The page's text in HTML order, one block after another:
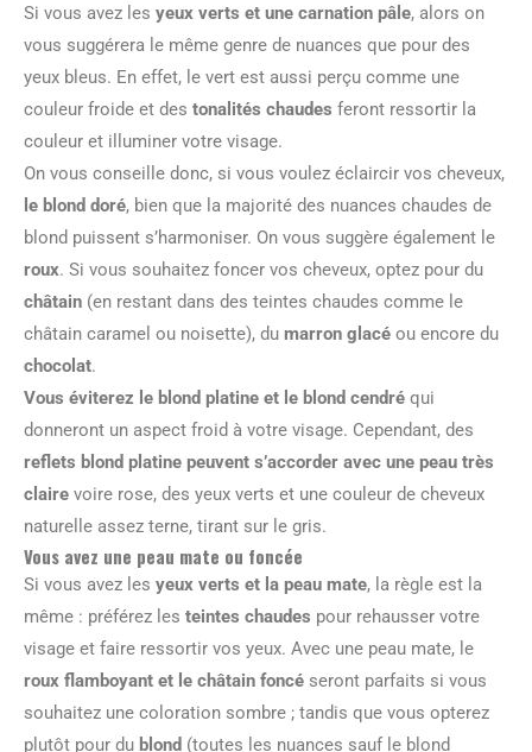
Si vous avez les yeux verts et une carnation pâle, alors on
vous suggérera le même genre de nuances que pour des
yeux bleus. En effet, le vert est aussi perçu comme une
couleur froide et des tonalités chaudes feront ressortir la
couleur et illuminer votre visage.
On vous conseille donc, si vous voulez éclaircir vos cheveux,
le blond doré, bien que la majorité des nuances chaudes de
blond puissent s’harmoniser. On vous suggère également le
roux. Si vous souhaitez foncer vos cheveux, optez pour du
châtain (en restant dans des teintes chaudes comme le
châtain caramel ou noisette), du marron glacé ou encore du
chocolat.
Vous éviterez le blond platine et le blond cendré qui
donneront un aspect froid à votre visage. Cependant, des
reflets blond platine peuvent s’accorder avec une peau très
claire voire rose, des yeux verts et une couleur de cheveux
naturelle assez terne, tirant sur le gris.
Vous avez une peau mate ou foncée
Si vous avez les yeux verts et la peau mate, la règle est la
même : préférez les teintes chaudes pour rehausser votre
visage et faire ressortir vos yeux. Avec une peau mate, le
roux flamboyant et le châtain foncé seront parfaits si vous
souhaitez une coloration sombre ; tandis que vous opterez
plutôt pour du blond (toutes les nuances sauf le blond